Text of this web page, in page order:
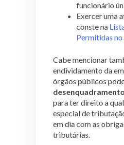
funcionário
Exercer uma
conste na
Permitidas
Cabe mencionar
endividamento da
órgãos públicos
para ter direito a
especial de
em dia com as
tributárias.